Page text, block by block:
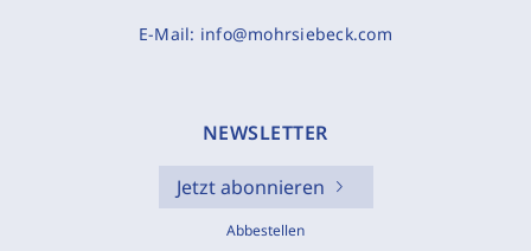
E-Mail: info@mohrsiebeck.com
NEWSLETTER
Jetzt abonnieren
Abbestellen